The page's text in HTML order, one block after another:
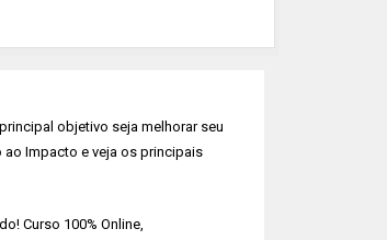
objetivo seja melhorar seu
Impacto e veja os principais
Curso 100% Online,